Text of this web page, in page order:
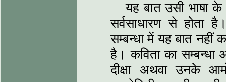
यह बात उसी भाषा
सर्वसाधारण से होता
सम्बन्धा में यह बात नहीं
है। कविता का सम्बन्धा
दीक्षा अथवा उनके